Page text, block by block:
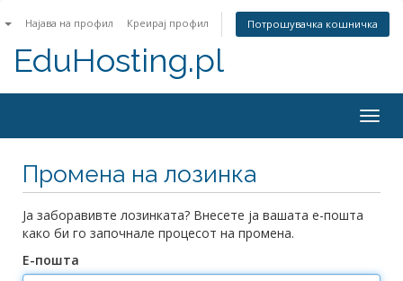
Најава на профил Креирај профил Потрошувачка кошничка
EduHosting.pl
Промена на лозинка
Ја заборавивте лозинката? Внесете ја вашата е-пошта
како би го започнале процесот на промена.
Е-пошта